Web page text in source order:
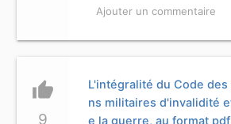
Ajouter un commentaire
thumb_up
9
L'intégralité du Code des
ns militaires d'invalidité
e la guerre, au format